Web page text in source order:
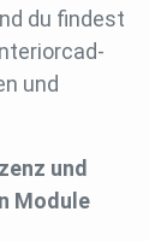
du findest
und
und
Module